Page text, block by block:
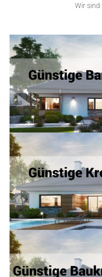
Wir sind